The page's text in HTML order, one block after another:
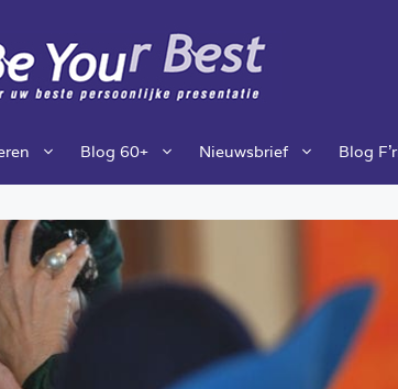
Blog 60+ Nieuwsbrief Blog